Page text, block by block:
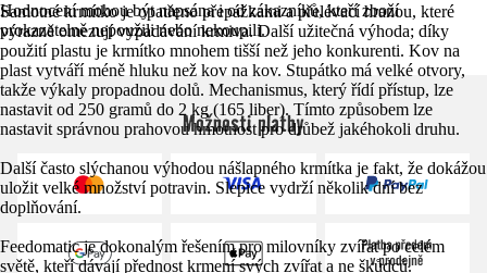
Samotné krmítko je opatřeno přepážkami a přelévací hranou, které
výrazně omezují vypadávání krmiva. Další užitečná výhoda; díky
použití plastu je krmítko mnohem tišší než jeho konkurenti. Kov na
plast vytváří méně hluku než kov na kov. Stupátko má velké otvory,
takže výkaly propadnou dolů. Mechanismus, který řídí přístup, lze
nastavit od 250 gramů do 2 kg (165 liber). Tímto způsobem lze
nastavit správnou prahovou hmotnost pro drůbež jakéhokoli druhu.
Další často slýchanou výhodou nášlapného krmítka je fakt, že dokážou
uložit velké množství potravin. Slepice vydrží několik dní bez
doplňování.
Feedomatic je dokonalým řešením pro milovníky zvířat po celém
světě, kteří dávají přednost krmení svých zvířat a ne škůdců.
Hodnocení mohou být napsána i od zákazníků, kteří zboží
prokazatelně nepoužili nebo nekoupili.
Možnosti platby